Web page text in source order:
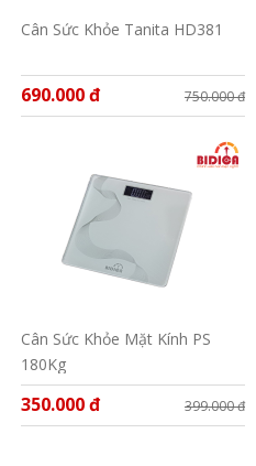
Cân Sức Khỏe Tanita HD381
690.000 đ 750.000 đ
Cân Sức Khỏe Mặt Kính PS
180Kg
350.000 đ 399.000 đ